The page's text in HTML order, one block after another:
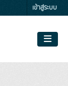
เข้าสู่ระบบ